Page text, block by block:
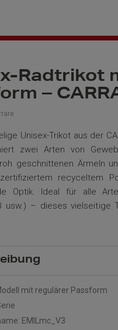
Radtrikot
–
Unisex-Trikot aus der
zwei Arten von
geschnittenen Ärmeln
zertifiziertem recyceltem
Optik. Ideal für alle
usw.) – dieses vielseitige
mit regulärer Passform
EMILmc_V3